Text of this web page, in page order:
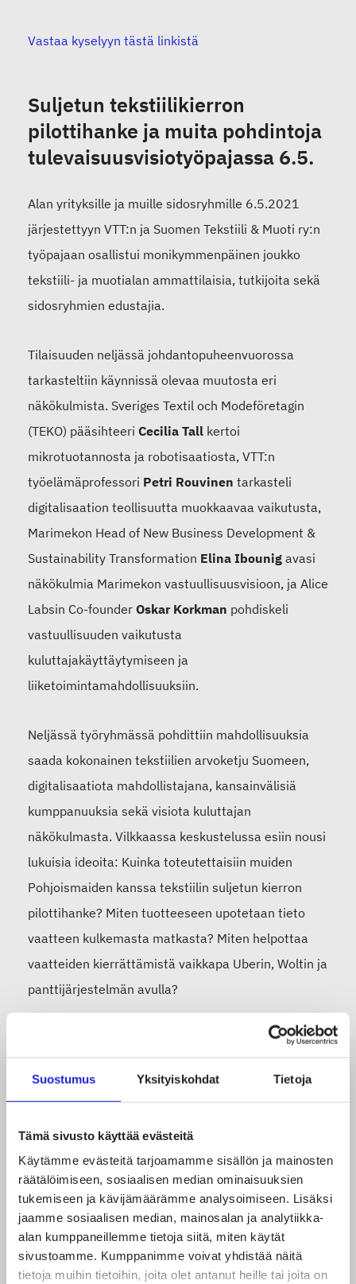
Suostumus Yksityiskohdat Tietoja
Tämä sivusto käyttää evästeitä
Käytämme evästeitä tarjoamamme sisällön ja mainosten
räätälöimiseen, sosiaalisen median ominaisuuksien
tukemiseen ja kävijämäärämme analysoimiseen. Lisäksi
jaamme sosiaalisen median, mainosalan ja analytiikka-
alan kumppaneillemme tietoja siitä, miten käytät
sivustoamme. Kumppanimme voivat yhdistää näitä
tietoja muihin tietoihin, joita olet antanut heille tai joita on
Vastaa kyselyyn tästä linkistä
Suljetun tekstiilikierron
pilottihanke ja muita pohdintoja
tulevaisuusvisiotyöpajassa 6.5.
Alan yrityksille ja muille sidosryhmille 6.5.2021
järjestettyyn VTT:n ja Suomen Tekstiili & Muoti ry:n
työpajaan osallistui monikymmenpäinen joukko
tekstiili- ja muotialan ammattilaisia, tutkijoita sekä
sidosryhmien edustajia.
Tilaisuuden neljässä johdantopuheenvuorossa
tarkasteltiin käynnissä olevaa muutosta eri
näkökulmista. Sveriges Textil och Modeföretagin
(TEKO) pääsihteeri Cecilia Tall kertoi
mikrotuotannosta ja robotisaatiosta, VTT:n
työelämäprofessori Petri Rouvinen tarkasteli
digitalisaation teollisuutta muokkaavaa vaikutusta,
Marimekon Head of New Business Development &
Sustainability Transformation Elina Ibounig avasi
näkökulmia Marimekon vastuullisuusvisioon, ja Alice
Labsin Co-founder Oskar Korkman pohdiskeli
vastuullisuuden vaikutusta
kuluttajakäyttäytymiseen ja
liiketoimintamahdollisuuksiin.
Neljässä työryhmässä pohdittiin mahdollisuuksia
saada kokonainen tekstiilien arvoketju Suomeen,
digitalisaatiota mahdollistajana, kansainvälisiä
kumppanuuksia sekä visiota kuluttajan
näkökulmasta. Vilkkaassa keskustelussa esiin nousi
lukuisia ideoita: Kuinka toteutettaisiin muiden
Pohjoismaiden kanssa tekstiilin suljetun kierron
pilottihanke? Miten tuotteeseen upotetaan tieto
vaatteen kulkemasta matkasta? Miten helpottaa
vaatteiden kierrättämistä vaikkapa Uberin, Woltin ja
panttijärjestelmän avulla?
”Digitalisaatio ja kestävä kehitys vauhdittavat
Pohjoismaissa. Nämä teemat olivat monipuolisesti
monipuolista yhteistyötä eri toimialojen kesken.
Meillä Suomessa onkin erinomaiset edellytykset
lähteä rakentamaan tekstiilialan klusteria
uudistumisen tueksi”, sanoo Suomen Tekstiili &
Muoti ry:n toimitusjohtajaMarja-Liisa Niinikoski